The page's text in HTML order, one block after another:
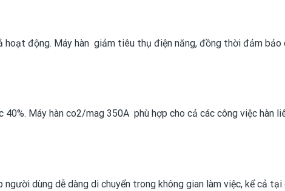
hoạt động. Máy hàn giảm tiêu thụ điện năng, đồng thời đảm bảo
Máy hàn co2/mag 350A phù hợp cho cả các công việc hàn
người dùng dễ dàng di chuyển trong không gian làm việc, kể cả tại